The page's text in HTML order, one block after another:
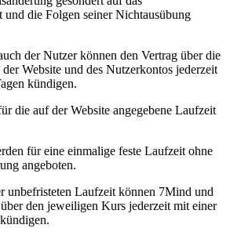
und die Folgen seiner Nichtausübung
der Nutzer können den Vertrag über die
Website und des Nutzerkontos jederzeit
kündigen.
die auf der Website angegebene Laufzeit
für eine einmalige feste Laufzeit ohne
angeboten.
unbefristeten Laufzeit können 7Mind und
den jeweiligen Kurs jederzeit mit einer